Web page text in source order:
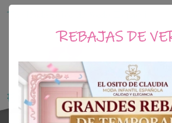
El Osito de Claudia
Tu tienda online de Moda Infantil
REBAJAS DE